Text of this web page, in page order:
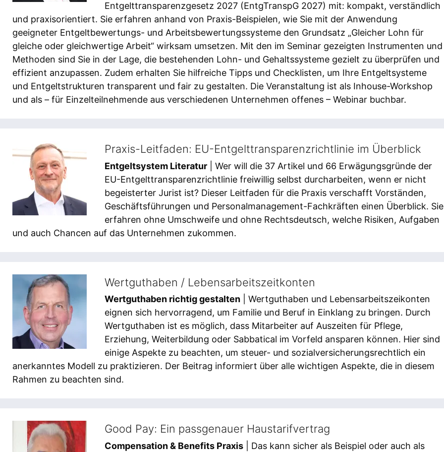
Entgelttransparenzgesetz 2027 (EntgTranspG 2027) mit: kompakt, verständlich
und praxisorientiert. Sie erfahren anhand von Praxis-Beispielen, wie Sie mit der Anwendung
geeigneter Entgeltbewertungs- und Arbeitsbewertungssysteme den Grundsatz „Gleicher Lohn für
gleiche oder gleichwertige Arbeit“ wirksam umsetzen. Mit den im Seminar gezeigten Instrumenten und
Methoden sind Sie in der Lage, die bestehenden Lohn- und Gehaltssysteme gezielt zu überprüfen und
effizient anzupassen. Zudem erhalten Sie hilfreiche Tipps und Checklisten, um Ihre Entgeltsysteme
und Entgeltstrukturen transparent und fair zu gestalten. Die Veranstaltung ist als Inhouse-Workshop
und als – für Einzelteilnehmende aus verschiedenen Unternehmen offenes – Webinar buchbar.
Praxis-Leitfaden: EU-Entgelttransparenzrichtlinie im Überblick
Entgeltsystem Literatur | Wer will die 37 Artikel und 66 Erwägungsgründe der
EU-Entgelttransparenzrichtlinie freiwillig selbst durcharbeiten, wenn er nicht
begeisterter Jurist ist? Dieser Leitfaden für die Praxis verschafft Vorständen,
Geschäftsführungen und Personalmanagement-Fachkräften einen Überblick. Sie
erfahren ohne Umschweife und ohne Rechtsdeutsch, welche Risiken, Aufgaben
und auch Chancen auf das Unternehmen zukommen.
Wertguthaben / Lebensarbeitszeitkonten
Wertguthaben richtig gestalten | Wertguthaben und Lebensarbeitszeikonten
eignen sich hervorragend, um Familie und Beruf in Einklang zu bringen. Durch
Wertguthaben ist es möglich, dass Mitarbeiter auf Auszeiten für Pflege,
Erziehung, Weiterbildung oder Sabbatical im Vorfeld ansparen können. Hier sind
einige Aspekte zu beachten, um steuer- und sozialversicherungsrechtlich ein
anerkanntes Modell zu praktizieren. Der Beitrag informiert über alle wichtigen Aspekte, die in diesem
Rahmen zu beachten sind.
Good Pay: Ein passgenauer Haustarifvertrag
Compensation & Benefits Praxis | Das kann sicher als Beispiel oder auch als